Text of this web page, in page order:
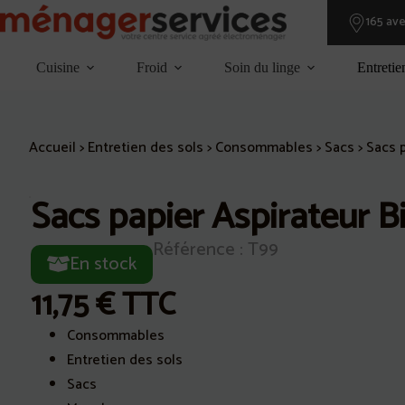
au
165
Cuisine
Froid Soin du linge
Accueil>Entretien des sols>Consommables>Sacs>Sacs
Sacs papier Aspirateur
En stock Référence : T99
11,75€TTC
Consommables
Entretien des sols
Sacs